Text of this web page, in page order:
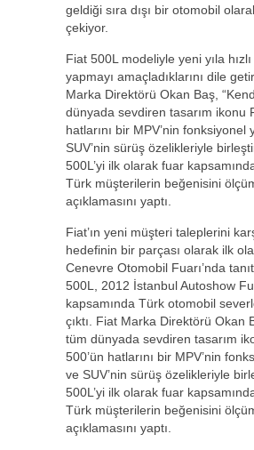
geldiği sıra dışı bir otomobil
çekiyor.
Fiat 500L modeliyle yeni yıla
yapmayı amaçladıklarını dile
Marka Direktörü Okan Baş,
dünyada sevdiren tasarım ikonu
hatlarını bir MPV’nin fonksiyonel
SUV’nin sürüş özelikleriyle
500L’yi ilk olarak fuar
Türk müşterilerin beğenisini
açıklamasını yaptı.
Fiat’ın yeni müşteri taleplerini
hedefinin bir parçası olarak ilk
Cenevre Otomobil Fuarı’nda
500L, 2012 İstanbul Autoshow
kapsamında Türk otomobil
çıktı. Fiat Marka Direktörü Okan
tüm dünyada sevdiren tasarım
500’ün hatlarını bir MPV’nin
ve SUV’nin sürüş özelikleriyle
500L’yi ilk olarak fuar
Türk müşterilerin beğenisini
açıklamasını yaptı.